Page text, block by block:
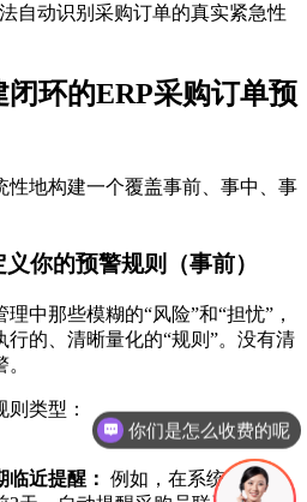
自动识别采购订单的真实紧急性
环的ERP采购订单预
性地构建一个覆盖事前、事中、事
你的预警规则（事前）
中那些模糊的“风险”和“担忧”，
的、清晰量化的“规则”。没有清
类型：
临近提醒： 例如，在系统记录的
你们是怎么收费的呢